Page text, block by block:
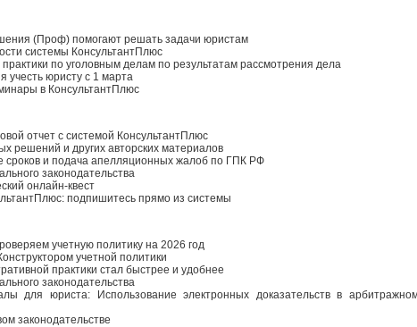
(Проф) помогают решать задачи юристам
системы КонсультантПлюс
практики по уголовным делам по результатам рассмотрения дела
учесть юристу с 1 марта
в КонсультантПлюс
отчет с системой КонсультантПлюс
решений и других авторских материалов
сроков и подача апелляционных жалоб по ГПК РФ
законодательства
онлайн-квест
подпишитесь прямо из системы
учетную политику на 2026 год
учетной политики
практики стал быстрее и удобнее
законодательства
для юриста: Использование электронных доказательств в
законодательстве